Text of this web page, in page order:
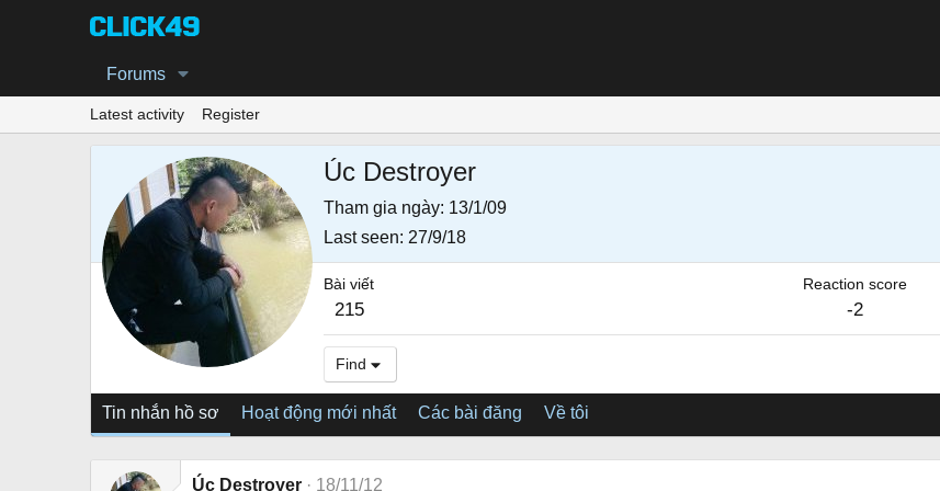
Forums
Latest activity Register
Úc Destroyer
Tham gia ngày 13/1/09
Last seen 27/9/18
Bài viết
215
Reaction score
-2
Find
Tin nhắn hồ sơ Hoạt động mới nhất Các bài đăng Về tôi
Úc Destroyer 18/11/12